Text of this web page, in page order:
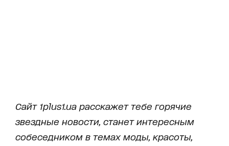
Сайт 1plus1.ua расскажет тебе горячие
звездные новости, станет интересным
собеседником в темах моды, красоты,